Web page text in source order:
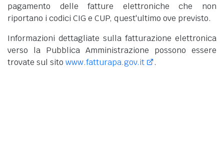
pagamento delle fatture elettroniche che non
riportano i codici CIG e CUP, quest'ultimo ove previsto.
Informazioni dettagliate sulla fatturazione elettronica
verso la Pubblica Amministrazione possono essere
trovate sul sito www.fatturapa.gov.it .